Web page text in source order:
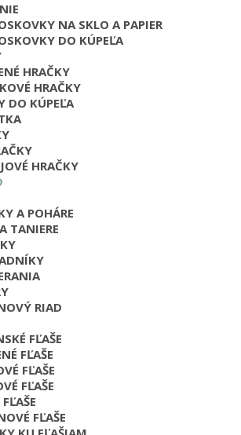
NA SKLO A PAPIER
DO KÚPEĽA
HRAČKY
HRAČKY
DO KÚPEĽA
HRAČKY
A POHÁRE
TANIERE
RIAD
FĽAŠE
FĽAŠE
FĽAŠE
FĽAŠE
FĽAŠE